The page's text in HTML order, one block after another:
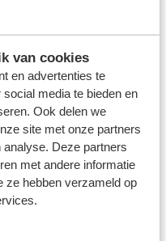
van cookies
en advertenties te
media te bieden en
Ook delen we
site met onze partners
Deze partners
met andere informatie
ze hebben verzameld op
HAD,